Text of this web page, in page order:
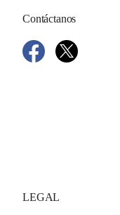
Contáctanos
LEGAL